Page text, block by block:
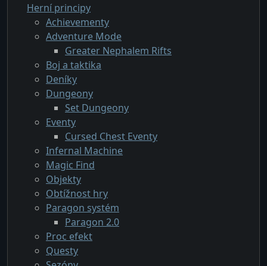
Herní principy
Achievementy
Adventure Mode
Greater Nephalem Rifts
Boj a taktika
Deníky
Dungeony
Set Dungeony
Eventy
Cursed Chest Eventy
Infernal Machine
Magic Find
Objekty
Obtížnost hry
Paragon systém
Paragon 2.0
Proc efekt
Questy